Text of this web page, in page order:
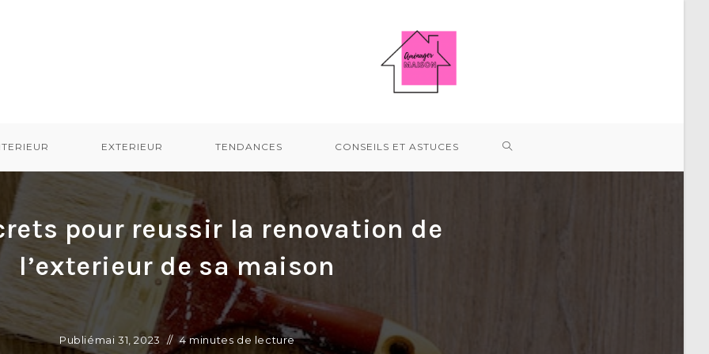
EXTERIEUR TENDANCES CONSEILS ET ASTUCES TOGGLE
pour reussir la renovation de
l’exterieur de sa maison
Publiémai 31, 2023 4 minutes de lecture